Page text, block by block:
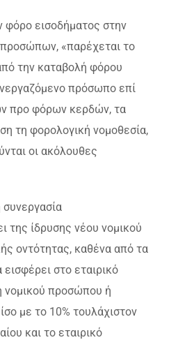
φόρο εισοδήματος στην
«παρέχεται το
την καταβολή φόρου
πρόσωπο επί
προ φόρων κερδών, τα
τη φορολογική νομοθεσία,
οι ακόλουθες
της ίδρυσης νέου νομικού
οντότητας, καθένα από τα
στο εταιρικό
νομικού προσώπου ή
με το 10% τουλάχιστον
και το εταιρικό